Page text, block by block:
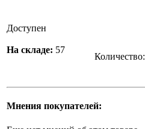
Доступен
На складе: 57
Количество:
Мнения покупателей: